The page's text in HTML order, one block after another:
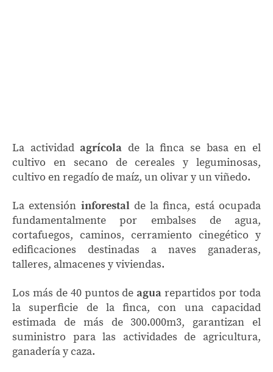
La actividad agrícola de la finca se basa en el
cultivo en secano de cereales y leguminosas,
cultivo en regadío de maíz, un olivar y un viñedo.
La extensión inforestalde la finca, está ocupada
fundamentalmente por embalses de agua,
cortafuegos, caminos, cerramiento cinegético y
edificaciones destinadas a naves ganaderas,
talleres, almacenes y viviendas.
Los más de 40 puntos de agua repartidos por toda
la superficie de la finca, con una capacidad
estimada de más de 300.000m3, garantizan el
suministro para las actividades de agricultura,
ganadería y caza.